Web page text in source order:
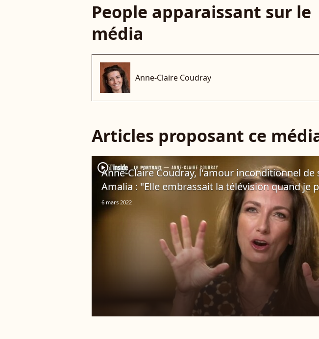
People apparaissant sur le
média
Anne-Claire Coudray
Articles proposant ce
player2
Anne-Claire Coudray, l'amour inconditionnel de
Amalia : "Elle embrassait la télévision quand je
6 mars 2022